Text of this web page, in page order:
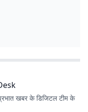
खबर के डिजिटल टीम के